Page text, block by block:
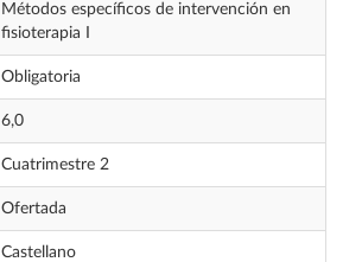
Métodos específicos de intervención en
fisioterapia I
Obligatoria
6,0
Cuatrimestre 2
Ofertada
Castellano